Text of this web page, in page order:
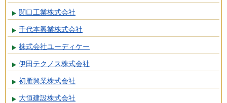
関口工業株式会社
千代本興業株式会社
株式会社ユーディケー
伊田テクノス株式会社
初雁興業株式会社
大恒建設株式会社